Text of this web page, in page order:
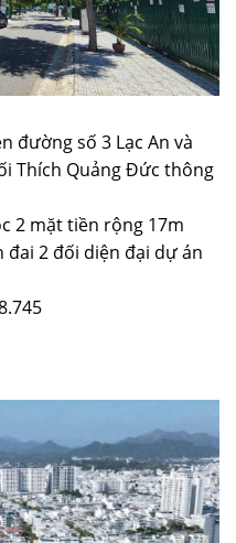
đường số 3 Lạc An và
Thích Quảng Đức thông
2 mặt tiền rộng 17m
đai 2 đối diện đại dự án